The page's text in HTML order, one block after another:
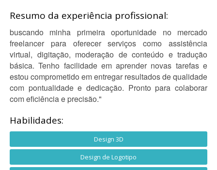
Resumo da experiência profissional:
buscando minha primeira oportunidade no mercado
freelancer para oferecer serviços como assistência
virtual, digitação, moderação de conteúdo e tradução
básica. Tenho facilidade em aprender novas tarefas e
estou comprometido em entregar resultados de qualidade
com pontualidade e dedicação. Pronto para colaborar
com eficiência e precisão."
Habilidades:
Design 3D
Design de Logotipo